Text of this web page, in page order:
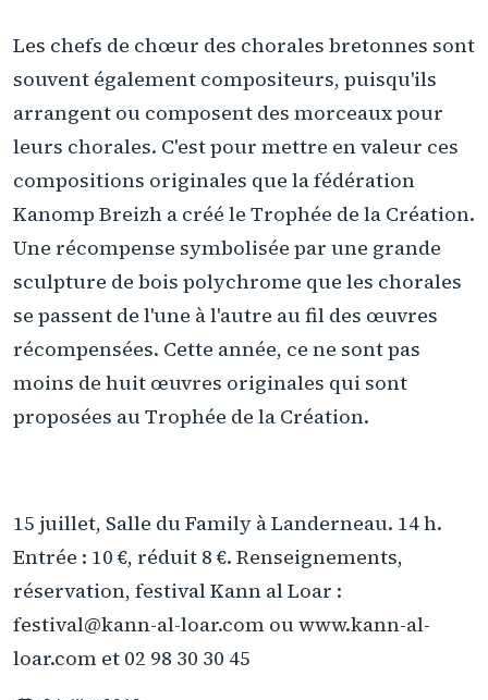
Les chefs de chœur des chorales bretonnes sont
souvent également compositeurs, puisqu'ils
arrangent ou composent des morceaux pour
leurs chorales. C'est pour mettre en valeur ces
compositions originales que la fédération
Kanomp Breizh a créé le Trophée de la Création.
Une récompense symbolisée par une grande
sculpture de bois polychrome que les chorales
se passent de l'une à l'autre au fil des œuvres
récompensées. Cette année, ce ne sont pas
moins de huit œuvres originales qui sont
proposées au Trophée de la Création.
15 juillet, Salle du Family à Landerneau. 14 h.
Entrée : 10 €, réduit 8 €. Renseignements,
réservation, festival Kann al Loar :
festival@kann-al-loar.com ou www.kann-al-
loar.com et 02 98 30 30 45